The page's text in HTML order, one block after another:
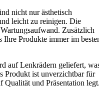
nicht nur ästhetisch
leicht zu reinigen. Die
Zusätzlich
Produkte immer im
auf Lenkrädern geliefert,
Produkt ist unverzichtbar für
Qualität und Präsentation